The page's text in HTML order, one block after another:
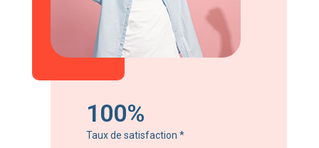
100%
Taux de satisfaction *